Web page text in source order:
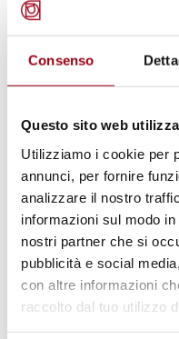
Consenso
Questo sito web
Utilizziamo i cookie per
annunci, per fornire
analizzare il nostro
informazioni sul modo
nostri partner che si
pubblicità e social
con altre informazioni
raccolto dal tuo utilizzo
NAZIONI UNITE / ONU
Nazioni Unite:
Comitato sui
sociali e
maggio). -
16.07.2009